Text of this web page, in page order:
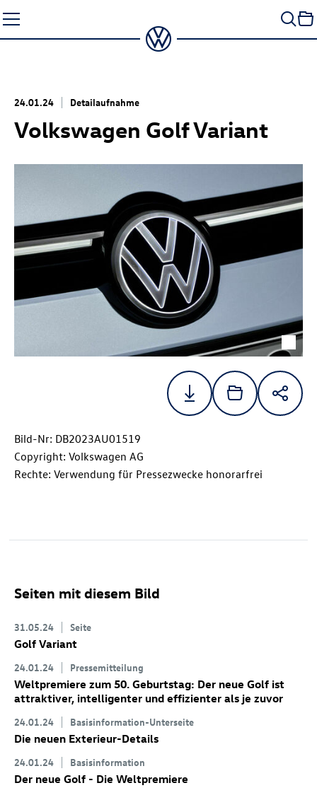
Seiteninhalt
springen
24.01.24 Detailaufnahme
Volkswagen Golf Variant
Bild-Nr: DB2023AU01519
Copyright: Volkswagen AG
Rechte: Verwendung für Pressezwecke honorarfrei
Seiten mit diesem Bild
31.05.24 Seite
Golf Variant
24.01.24 Pressemitteilung
Weltpremiere zum 50. Geburtstag: Der neue Golf ist
attraktiver, intelligenter und effizienter als je zuvor
24.01.24 Basisinformation-Unterseite
Die neuen Exterieur-Details
24.01.24 Basisinformation
Der neue Golf - Die Weltpremiere